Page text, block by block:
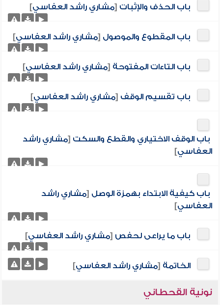
باب الحذف والإثبات [مشاري راشد العفاسي]
باب المقطوع والموصول [مشاري راشد العفاسي]
باب التاءات المفتوحة [مشاري راشد العفاسي]
باب تقسيم الوقف [مشاري راشد العفاسي]
باب الوقف الاختياري والقطع والسكت [مشاري راشد
العفاسي]
باب كيفية الابتداء بهمزة الوصل [مشاري راشد
العفاسي]
باب ما يراعى لحفص [مشاري راشد العفاسي]
الخاتمة [مشاري راشد العفاسي]
نونية القحطاني